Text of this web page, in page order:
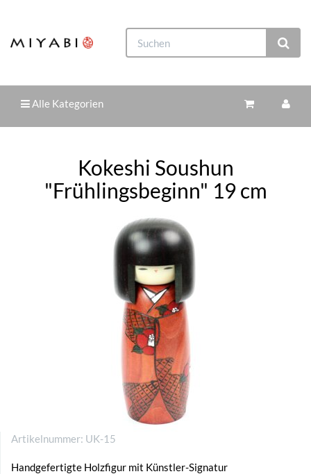
Alle Kategorien
Kokeshi Soushun
"Frühlingsbeginn" 19 cm
Artikelnummer: UK-15
Handgefertigte Holzfigur mit Künstler-Signatur